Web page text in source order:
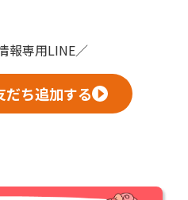
報専用LINE／
だち追加する